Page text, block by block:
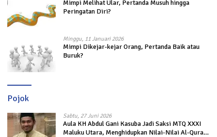
Mimpi Melihat Ular, Pertanda Musuh hingga
Peringatan Diri?
Minggu, 11 Januari 2026
Mimpi Dikejar-kejar Orang, Pertanda Baik atau
Buruk?
Pojok
Sabtu, 27 Juni 2026
Aula KH Abdul Gani Kasuba Jadi Saksi MTQ XXXI
Maluku Utara, Menghidupkan Nilai-Nilai Al-Quran